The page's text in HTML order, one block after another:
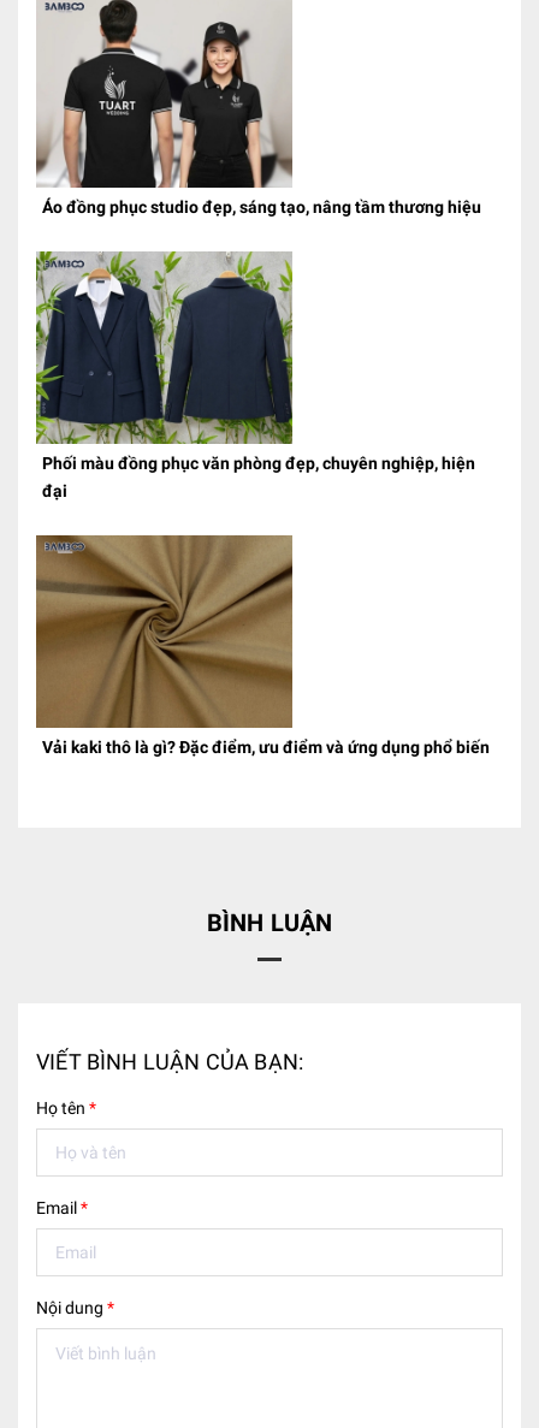
Áo đồng phục studio đẹp, sáng tạo, nâng tầm thương hiệu
Phối màu đồng phục văn phòng đẹp, chuyên nghiệp, hiện
đại
Vải kaki thô là gì? Đặc điểm, ưu điểm và ứng dụng phổ biến
BÌNH LUẬN
VIẾT BÌNH LUẬN CỦA BẠN:
Họ tên *
Email*
Nội dung *